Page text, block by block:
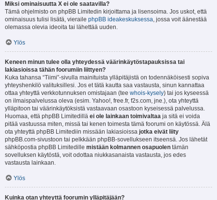
Miksi ominaisuutta X ei ole saatavilla?
Tämä ohjelmisto on phpBB Limitedin kirjoittama ja lisensoima. Jos uskot, että
ominaisuus tulisi lisätä, vieraile phpBB ideakeskuksessa, jossa voit äänestää
olemassa olevia ideoita tai lähettää uuden.
Ylös
Keneen minun tulee olla yhteydessä väärinkäytöstapauksissa tai
lakiasioissa tähän foorumiin liittyen?
Kuka tahansa “Tiimi”-sivulla mainituista ylläpitäjistä on todennäköisesti sopiva
yhteyshenkilö valituksillesi. Jos et tätä kautta saa vastausta, sinun kannattaa
ottaa yhteyttä verkkotunnuksen omistajaan (tee whois-kysely) tai jos kyseessä
on ilmaispalvelussa oleva (esim. Yahoo!, free.fr, f2s.com, jne.), ota yhteyttä
ylläpitoon tai väärinkäytöksistä vastaavaan osastoon kyseisessä palvelussa.
Huomaa, että phpBB Limitedillä ei ole lainkaan toimivaltaa ja sitä ei voida
pitää vastuussa miten, missä tai kenen toimesta tämä foorumi on käytössä. Älä
ota yhteyttä phpBB Limitediin missään lakiasioissa jotka eivät liity
phpBB.com-sivustoon tai pelkkään phpBB-sovellukseen itseensä. Jos lähetät
sähköpostia phpBB Limitedille mistään kolmannen osapuolen tämän
sovelluksen käytöstä, voit odottaa niukkasanaista vastausta, jos edes
vastausta lainkaan.
Ylös
Kuinka otan yhteyttä foorumin ylläpitäjään?